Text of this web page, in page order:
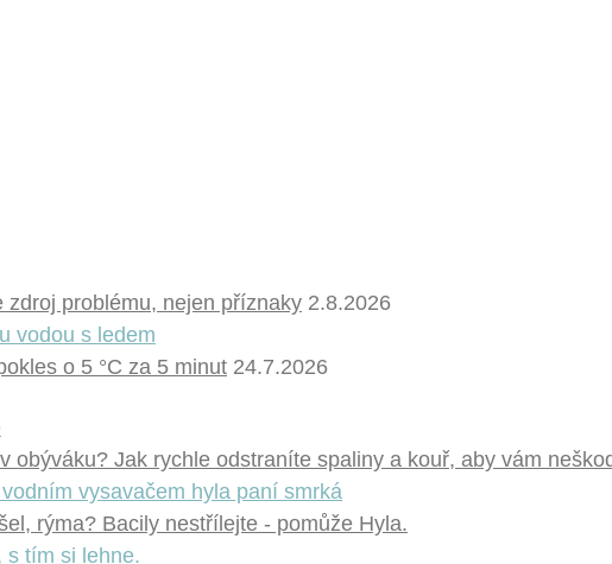
problému, nejen příznaky 2.8.2026
o 5 °C za 5 minut 24.7.2026
obýváku? Jak rychle odstraníte spaliny a kouř, aby vám
rýma? Bacily nestřílejte - pomůže Hyla.